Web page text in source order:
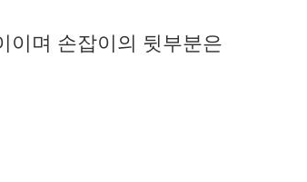
이며 손잡이의 뒷부분은